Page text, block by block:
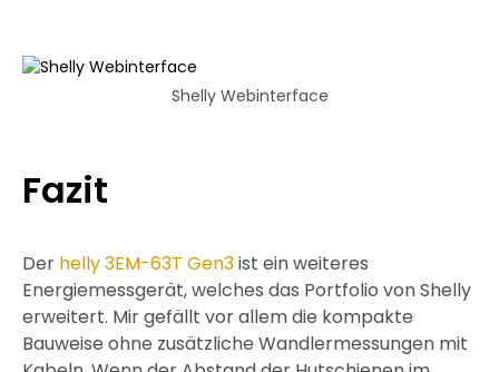
Shelly Webinterface
Fazit
Der helly 3EM-63T Gen3ist ein weiteres
Energiemessgerät, welches das Portfolio von Shelly
erweitert. Mir gefällt vor allem die kompakte
Bauweise ohne zusätzliche Wandlermessungen mit